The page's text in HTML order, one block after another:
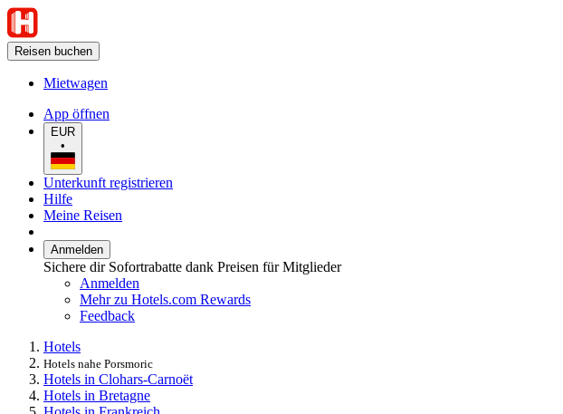
Reisen buchen
Mietwagen
App öffnen
EUR
•
Unterkunft registrieren
Hilfe
Meine Reisen
Anmelden
Sichere dir Sofortrabatte dank Preisen für Mitglieder
Anmelden
Mehr zu Hotels.com Rewards
Feedback
Hotels
Hotels nahe Porsmoric
Hotels in Clohars-Carnoët
Hotels in Bretagne